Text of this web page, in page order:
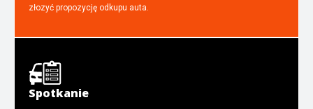
złozyć propozycję odkupu auta.
Spotkanie